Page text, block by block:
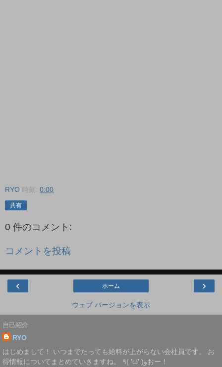
RYO 時刻: 0:00
共有
0 件のコメント:
コメントを投稿
‹ ›
ホーム
ウェブ バージョンを表示
自己紹介
RYO
はじめまして！ いつまでたっても給料が上がらない会社員です。 お
得情報についてまとめていきますね。 ٩( 'ω' )وおー！